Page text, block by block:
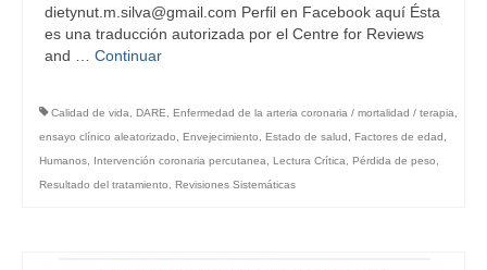
dietynut.m.silva@gmail.com Perfil en Facebook aquí Ésta
es una traducción autorizada por el Centre for Reviews
and … Continuar
Calidad de vida DARE Enfermedad de la arteria coronaria / mortalidad / terapia
ensayo clínico aleatorizado
Envejecimiento Estado de salud Factores de edad
Humanos
Intervención coronaria percutanea Lectura Crítica Pérdida de peso
Resultado del tratamiento
Revisiones Sistemáticas